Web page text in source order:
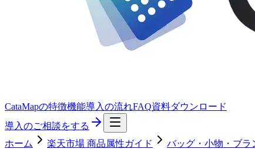
CataMapの特徴機能導入の流れFAQ資料ダウンロード
導入のご相談をする
ホーム
楽天市場 商品属性ガイド バッグ・小物・ブラ